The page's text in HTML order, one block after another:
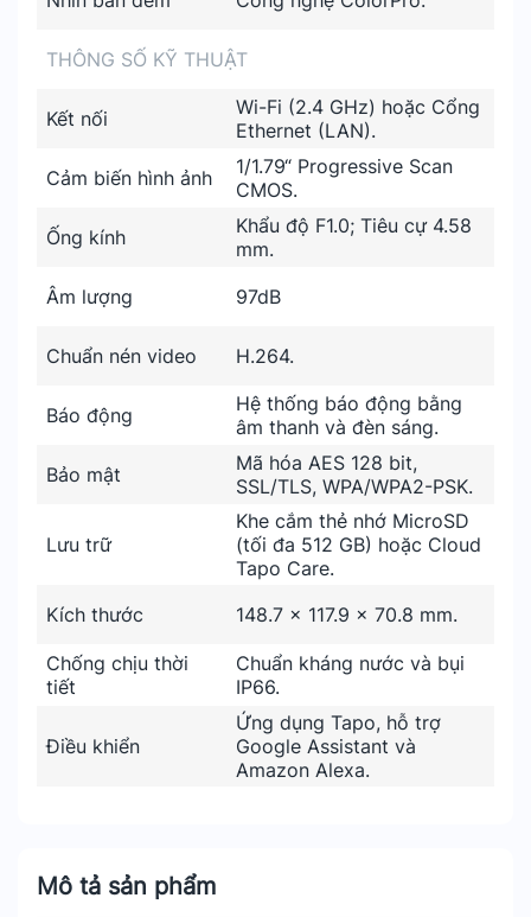
Mô tả sản phẩm
THÔNG SỐ KỸ THUẬT
Kết nối
Wi-Fi (2.4 GHz) hoặc Cổng
Ethernet (LAN).
Cảm biến hình ảnh
1/1.79“ Progressive Scan
CMOS.
Ống kính
Khẩu độ F1.0; Tiêu cự 4.58
mm.
Âm lượng
97dB
Chuẩn nén video H.264.
Báo động
Hệ thống báo động bằng
âm thanh và đèn sáng.
Bảo mật
Mã hóa AES 128 bit,
SSL/TLS, WPA/WPA2-PSK.
Lưu trữ
Khe cắm thẻ nhớ MicroSD
(tối đa 512 GB) hoặc Cloud
Tapo Care.
Kích thước
148.7 x 117.9 x 70.8 mm.
Chống chịu thời
tiết
Chuẩn kháng nước và bụi
IP66.
Điều khiển
Ứng dụng Tapo, hỗ trợ
Google Assistant và
Amazon Alexa.